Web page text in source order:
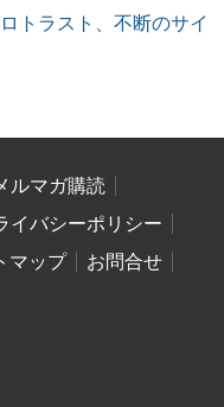
トラスト、不断のサイ
ルマガ購読
イバシーポリシー
マップ
お問合せ